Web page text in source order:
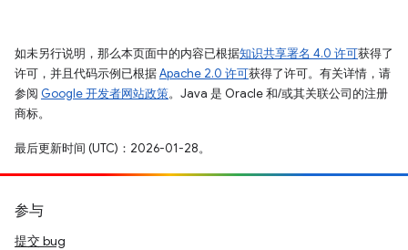
如未另行说明，那么本页面中的内容已根据知识共享署名 4.0 许可获得了
许可，并且代码示例已根据Apache 2.0 许可获得了许可。有关详情，请
参阅 Google 开发者网站政策。Java 是 Oracle 和/或其关联公司的注册
商标。
最后更新时间 (UTC)：2026-01-28。
参与
提交 bug